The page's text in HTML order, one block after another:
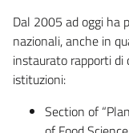
Dal 2005 ad oggi ha
nazionali, anche in
instaurato rapporti di
istituzioni:
Section of